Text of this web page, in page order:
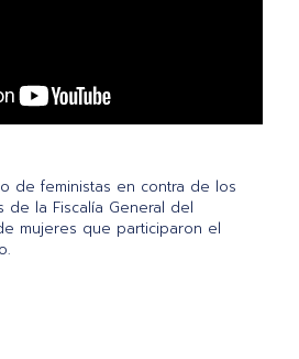
de feministas en contra de los
de la Fiscalía General del
mujeres que participaron el